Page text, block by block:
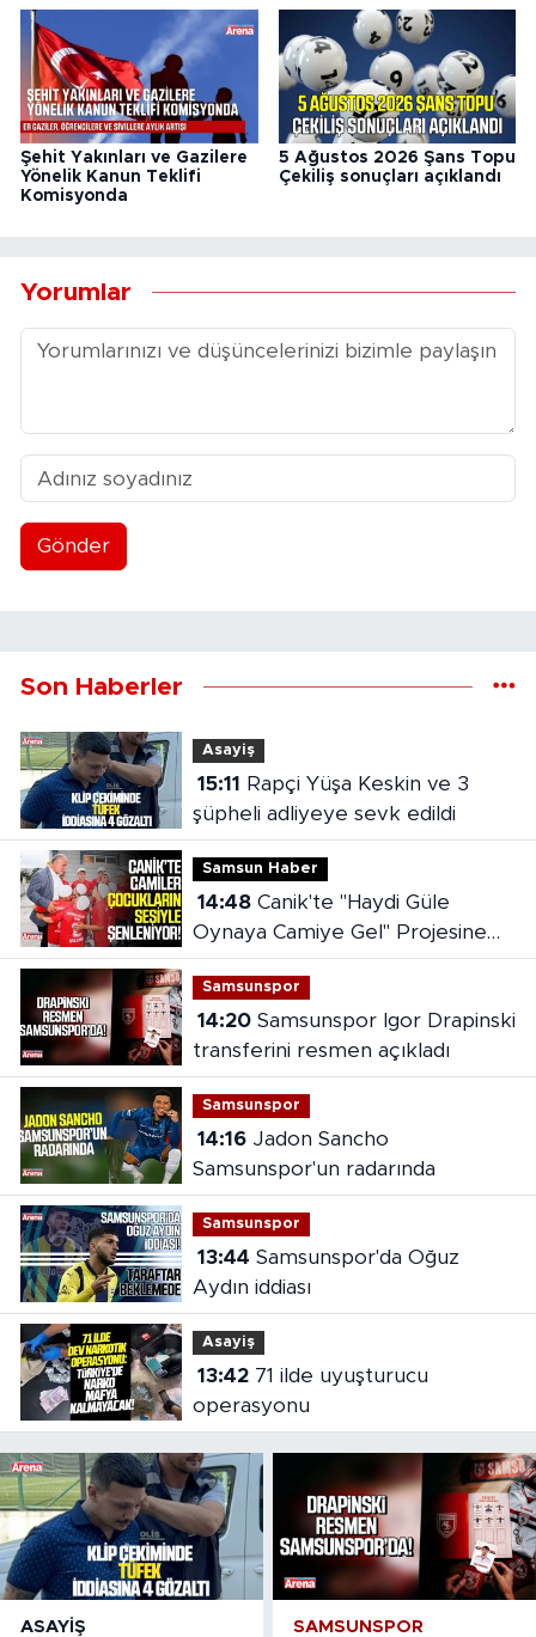
Şehit Yakınları ve Gazilere
Yönelik Kanun Teklifi
Komisyonda
5 Ağustos 2026 Şans Topu
Çekiliş sonuçları açıklandı
Yorumlar
Gönder
Son Haberler
Asayiş
15:11
şüpheli adliyeye sevk edildi
Samsun Haber
14:48Canik'te "Haydi Güle
Oynaya Camiye Gel" Projesine
yoğun ilgi
Samsunspor
14:20Samsunspor Igor Drapinski
transferini resmen açıkladı
Samsunspor
14:16Jadon Sancho
Samsunspor'un radarında
Samsunspor
13:44
Aydın iddiası
Asayiş
13:4271 ilde uyuşturucu
operasyonu
ASAYIŞ SAMSUNSPOR